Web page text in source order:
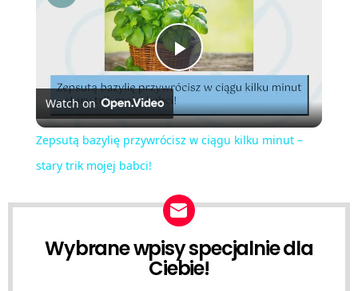
Play
Video
Watch on
Zepsutą bazylię przywrócisz w ciągu kilku minut –
stary trik mojej babci!
NEWSLETTER
Wybrane wpisy specjalnie dla
Ciebie!